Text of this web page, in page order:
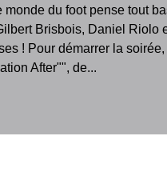
monde du foot pense tout
Brisbois, Daniel Riolo
! Pour démarrer la soirée,
After"", de...